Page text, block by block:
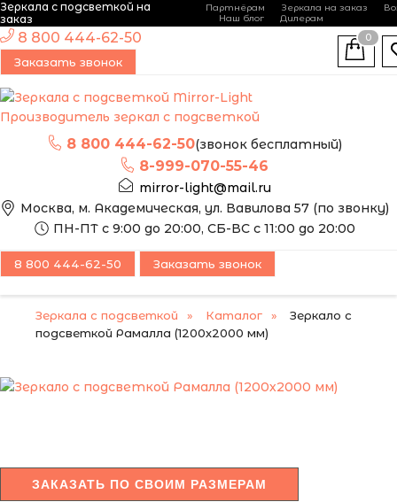
Зеркала с подсветкой на
заказ
Партнёрам Зеркала на заказ
Наш блог
Дилерам
Производитель зеркал с подсветкой
8 800 444-62-50(звонок бесплатный)
8-999-070-55-46
mirror-light@mail.ru
Москва, м. Академическая, ул. Вавилова 57 (по звонку)
ПН-ПТ с 9:00 до 20:00, СБ-ВС с 11:00 до 20:00
8 800 444-62-50
Заказать звонок
0
8 800 444-62-50 Заказать звонок
Зеркала с подсветкой Каталог
Зеркало с
подсветкой Рамалла (1200х2000 мм)
ЭТО ЗЕРКАЛО МЫ
МОЖЕМ ИЗГОТОВИТЬ
ПО ВАШИМ
ЗАКАЗАТЬ ПО СВОИМ РАЗМЕРАМ
-